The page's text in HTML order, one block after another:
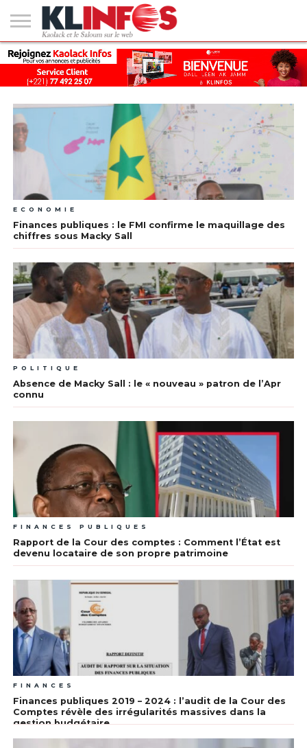
#2
(PAS
DE
TITRE)
KAOLACK
POLITIQUE
ECONOMIE
SOCIÉTÉ
CULTURE
PEOPLE
SPORT
SANTÉ
AFRIQUE
INTERNATIONAL
EMPLOI &
FORMATION
ECONOMIE
Finances publiques : le FMI confirme le maquillage des
chiffres sous Macky Sall
POLITIQUE
Absence de Macky Sall : le « nouveau » patron de l’Apr
connu
FINANCES PUBLIQUES
Rapport de la Cour des comptes : Comment l’État est
devenu locataire de son propre patrimoine
FINANCES
Finances publiques 2019 – 2024 : l’audit de la Cour des
Comptes révèle des irrégularités massives dans la
gestion budgétaire